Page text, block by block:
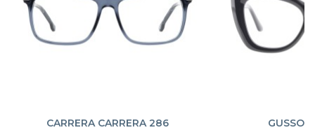
CARRERA CARRERA 286